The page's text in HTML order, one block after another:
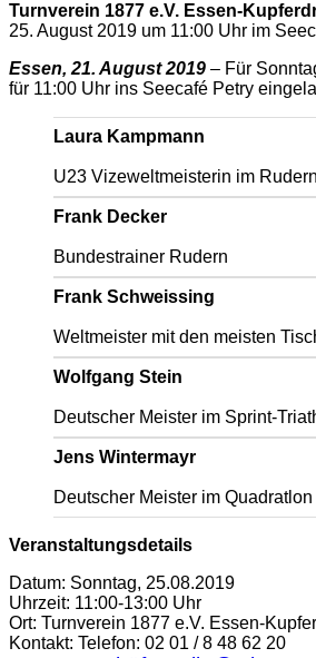
Turnverein 1877 e.V. Essen-
25. August 2019 um 11:00 Uhr im
Essen, 21. August 2019 – Für
für 11:00 Uhr ins Seecafé Petry
Laura Kampmann
U23 Vizeweltmeisterin im Rudern
Frank Decker
Bundestrainer Rudern
Frank Schweissing
Weltmeister mit den meisten
Wolfgang Stein
Deutscher Meister im Sprint-
Jens Wintermayr
Deutscher Meister im
Veranstaltungsdetails
Datum: Sonntag, 25.08.2019
Uhrzeit: 11:00-13:00 Uhr
Ort: Turnverein 1877 e.V. Essen-
Kontakt: Telefon: 02 01 / 8 48 62 20